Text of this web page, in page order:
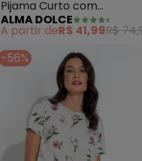
Pijama Curto com
Estampa Lettering
(Chumbo)
ALMA DOLCE
A partir deR$ 41,99R$
-56%